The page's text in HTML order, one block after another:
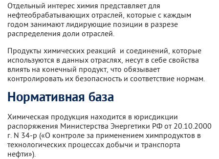
Отдельный интерес химия представляет для
нефтеобрабатывающих отраслей, которые с каждым
годом занимают лидирующие позиции в разрезе
распределения доли отраслей.
Продукты химических реакций и соединений, которые
используются в данных отраслях, несут в себе свойства
влиять на конечный продукт, что обязывает
контролировать их безопасность и соответствие нормам.
Нормативная база
Химическая продукция находится в юрисдикции
распоряжения Министерства Энергетики РФ от 20.10.2000
г. N 34-р («О контроле за применением химпродуктов в
технологических процессах добычи и транспорта
нефти»).